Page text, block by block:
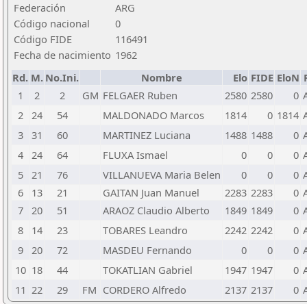
Federación
ARG
Código nacional
0
Código FIDE
116491
Fecha de nacimiento 1962
Rd. M. No.Ini. Nombre Elo FIDE EloN
1
2 2 GM FELGAER Ruben 2580 2580 0
2 24 54 MALDONADO Marcos 1814 0 1814
3 31 60 MARTINEZ Luciana 1488 1488 0
4 24 64 FLUXA Ismael 0 0 0
5 21 76 VILLANUEVA Maria Belen 0 0 0
6
13 21 GAITAN Juan Manuel 2283 2283 0
7 20 51 ARAOZ Claudio Alberto 1849 1849 0
8
14 23 TOBARES Leandro 2242 2242 0
9 20 72 MASDEU Fernando 0 0 0
10 18 44 TOKATLIAN Gabriel 1947 1947 0
11 22 29 FM CORDERO Alfredo 2137 2137 0